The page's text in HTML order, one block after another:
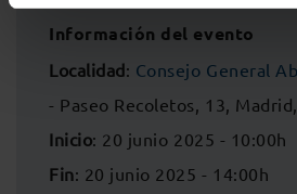
Información del evento
Localidad: Consejo General
- Paseo Recoletos, 13,
Inicio: 20 junio 2025 - 10:00h
Fin: 20 junio 2025 - 14:00h